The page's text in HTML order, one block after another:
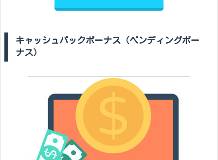
キャッシュバックボーナス（ペンディングボー
ナス）